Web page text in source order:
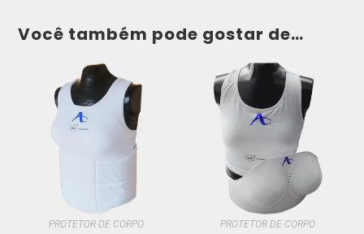
Você também pode gostar de…
PROTETOR DE CORPO PROTETOR DE CORPO